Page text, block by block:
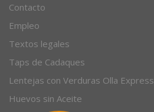
Contacto
Empleo
Textos legales
Taps de Cadaques
Lentejas con Verduras Olla Express
Huevos sin Aceite